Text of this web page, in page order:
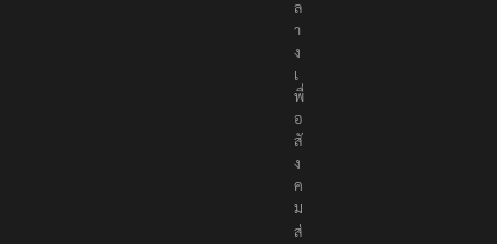
น
ก
ล
า
ง
เ
พื่
อ
สั
ง
ค